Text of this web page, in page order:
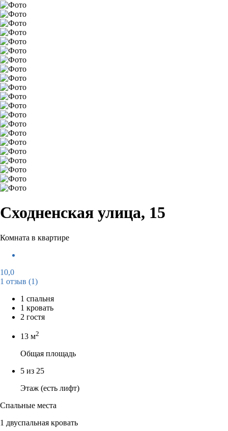
Сходненская улица, 15
Комната в квартире
10,0
1 отзыв (1)
1 спальня
1 кровать
2 гостя
13 м2
Общая площадь
5 из 25
Этаж (есть лифт)
Спальные места
1 двуспальная кровать